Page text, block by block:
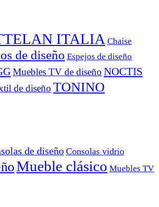
ITALIA Chaise
de diseño Espejos de diseño
Muebles TV de diseño NOCTIS
de diseño TONINO
de diseño Consolas vidrio
Mueble clásico Muebles TV